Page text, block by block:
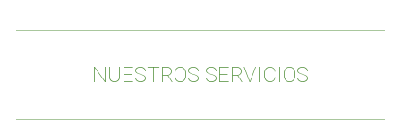
NUESTROS SERVICIOS